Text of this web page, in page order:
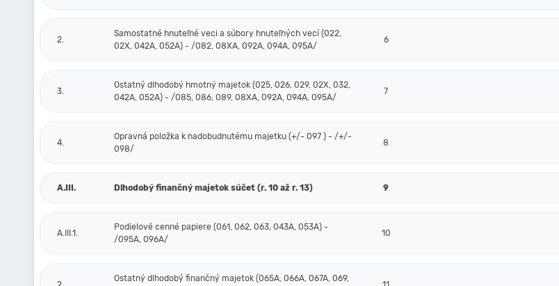
2.
Samostatné hnuteľné veci a súbory hnuteľných vecí (022,
02X, 042A, 052A) - /082, 08XA, 092A, 094A, 095A/
6
3.
Ostatný dlhodobý hmotný majetok (025, 026, 029, 02X, 032,
042A, 052A) - /085, 086, 089, 08XA, 092A, 094A, 095A/
7
4.
Opravná položka k nadobudnutému majetku (+/- 097 ) - /+/-
098/
8
A.III. Dlhodobý finančný majetok súčet (r. 10 až r. 13) 9
A.III.1.
Podielové cenné papiere (061, 062, 063, 043A, 053A) -
/095A, 096A/
10
Ostatný dlhodobý finančný majetok (065A, 066A, 067A, 069,